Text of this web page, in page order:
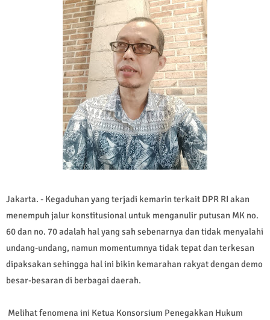
Jakarta. - Kegaduhan yang terjadi kemarin terkait DPR RI akan
menempuh jalur konstitusional untuk menganulir putusan MK no.
60 dan no. 70 adalah hal yang sah sebenarnya dan tidak menyalahi
undang-undang, namun momentumnya tidak tepat dan terkesan
dipaksakan sehingga hal ini bikin kemarahan rakyat dengan demo
besar-besaran di berbagai daerah.
Melihat fenomena ini Ketua Konsorsium Penegakkan Hukum